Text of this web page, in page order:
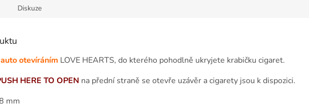
Diskuze
otevíráním LOVE HEARTS, do kterého pohodlně ukryjete krabičku cigaret.
HERE TO OPEN na přední straně se otevře uzávěr a cigarety jsou k dispozici.
mm